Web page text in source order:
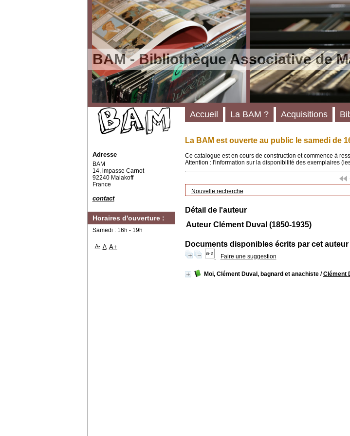
BAM - Bibliothèque Associative de
La BAM est ouverte au public le samedi de
Ce catalogue est en cours de construction et commence à
Attention : l'information sur la disponibilité des exemplaires
Nouvelle recherche
Détail de l'auteur
Auteur Clément Duval (1850-1935)
Documents disponibles écrits par cet auteur
Faire une suggestion
Moi, Clément Duval, bagnard et anachiste/Clément
Accueil La BAM ? Acquisitions
Adresse
BAM
14, impasse Carnot
92240 Malakoff
France
contact
Horaires d'ouverture :
Samedi : 16h - 19h
A- A A+